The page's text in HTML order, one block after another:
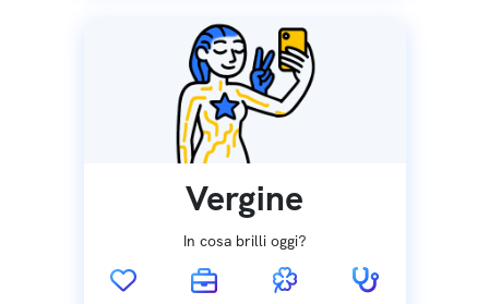
Vergine
In cosa brilli oggi?